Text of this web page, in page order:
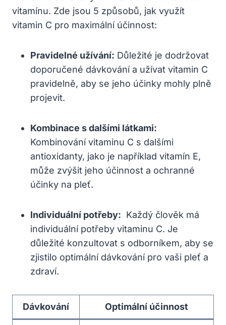
vitamínu. Zde jsou 5​ způsobů, jak využít
vitamin C pro maximální účinnost:
Pravidelné užívání: Důležité je dodržovat
doporučené dávkování a užívat vitamin C
pravidelně, aby se jeho ​účinky mohly plně
projevit.
Kombinace s dalšími látkami:
Kombinování vitaminu C ‍s dalšími
antioxidanty, jako⁤ je například vitamín⁢ E,
může zvýšit jeho ⁣účinnost a ‌ochranné
účinky na pleť.
Individuální potřeby: ⁢ Každý člověk má
individuální potřeby vitaminu​ C. ⁢Je
důležité​ konzultovat s ‍odborníkem, aby ‌se
zjistilo optimální dávkování pro⁤ vaši pleť a
zdraví.
Dávkování Optimální účinnost